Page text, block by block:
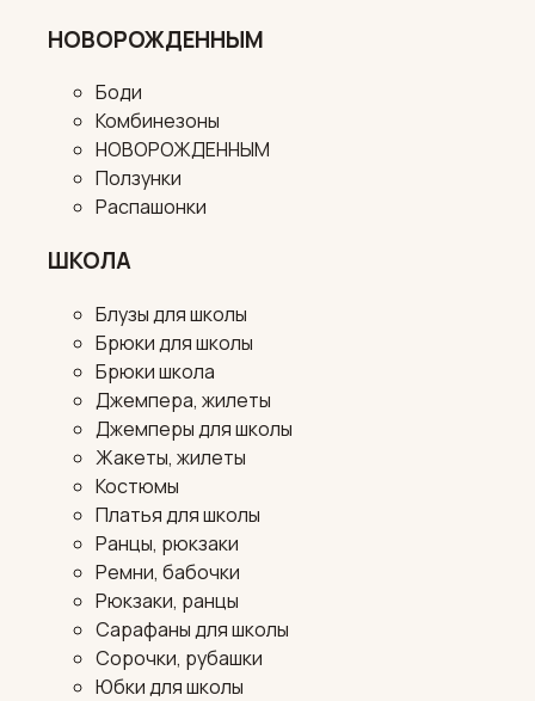
НОВОРОЖДЕННЫМ
Боди
Комбинезоны
НОВОРОЖДЕННЫМ
Ползунки
Распашонки
ШКОЛА
Блузы для школы
Брюки для школы
Брюки школа
Джемпера, жилеты
Джемперы для школы
Жакеты, жилеты
Костюмы
Платья для школы
Ранцы, рюкзаки
Ремни, бабочки
Рюкзаки, ранцы
Сарафаны для школы
Сорочки, рубашки
Юбки для школы